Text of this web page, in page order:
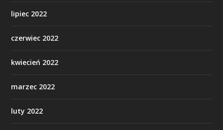
lipiec 2022
czerwiec 2022
kwiecień 2022
marzec 2022
luty 2022